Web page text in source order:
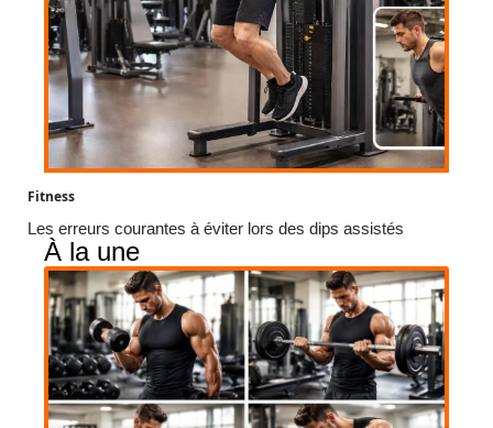
Fitness
Les erreurs courantes à éviter lors des dips assistés
À la une